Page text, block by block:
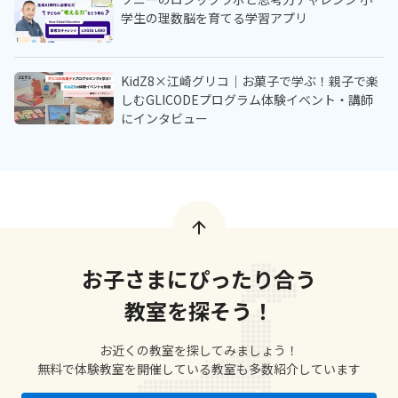
学生の理数脳を育てる学習アプリ
KidZ8×江崎グリコ｜お菓子で学ぶ！親子で楽
しむGLICODEプログラム体験イベント・講師
にインタビュー
お子さまにぴったり合う
教室を探そう！
お近くの教室を探してみましょう！
無料で体験教室を開催している教室も多数紹介しています